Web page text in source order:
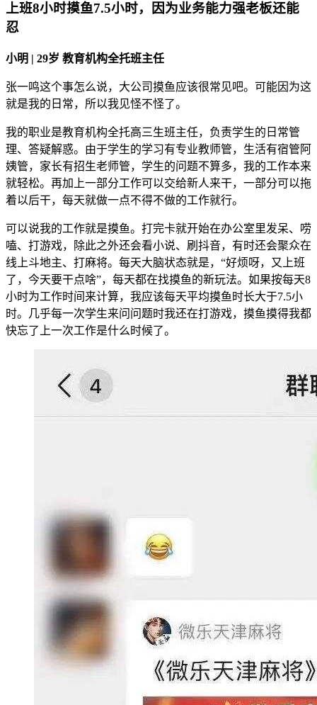
上班8小时摸鱼7.5小时，因为业务能力强老板还能
忍
小明 | 29岁 教育机构全托班主任
张一鸣这个事怎么说，大公司摸鱼应该很常见吧。可能因为这
就是我的日常，所以我见怪不怪了。
我的职业是教育机构全托高三生班主任，负责学生的日常管
理、答疑解惑。由于学生的学习有专业教师管，生活有宿管阿
姨管，家长有招生老师管，学生的问题不算多，我的工作本来
就轻松。再加上一部分工作可以交给新人来干，一部分可以拖
着以后干，每天就做一点不得不做的工作就行。
可以说我的工作就是摸鱼。打完卡就开始在办公室里发呆、唠
嗑、打游戏，除此之外还会看小说、刷抖音，有时还会聚众在
线上斗地主、打麻将。每天大脑状态就是，“好烦呀，又上班
了，今天要干点啥”，每天都在找摸鱼的新玩法。如果按每天8
小时为工作时间来计算，我应该每天平均摸鱼时长大于7.5小
时。几乎每一次学生来问问题时我还在打游戏，摸鱼摸得我都
快忘了上一次工作是什么时候了。